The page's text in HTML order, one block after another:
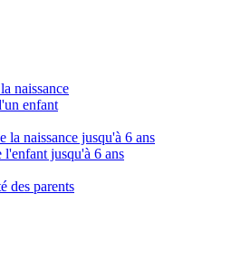
naissance
enfant
la naissance jusqu'à 6 ans
jusqu'à 6 ans
des parents